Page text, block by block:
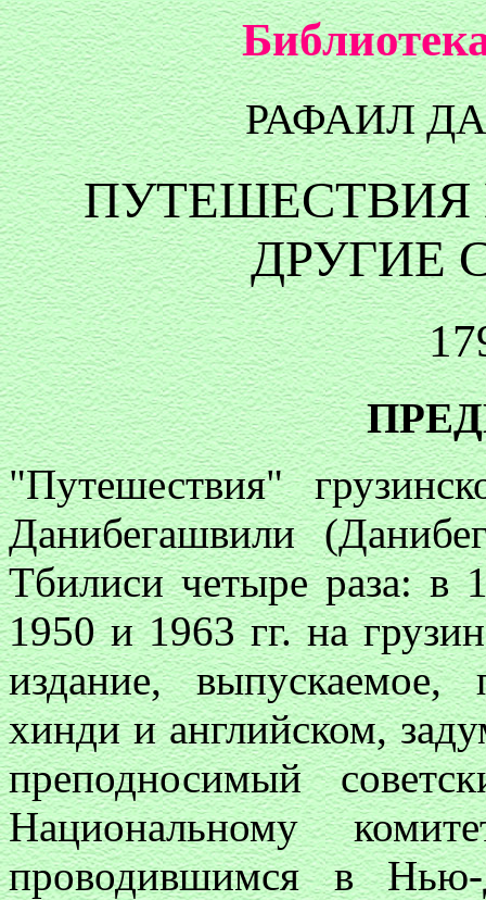
РАФАИЛ
ДРУГИЕ
"Путешествия"
Данибегашвили
Тбилиси четыре раза: в
1950 и 1963 гг. на
издание,
хинди и английском,
преподносимый
Национальному
проводившимся в